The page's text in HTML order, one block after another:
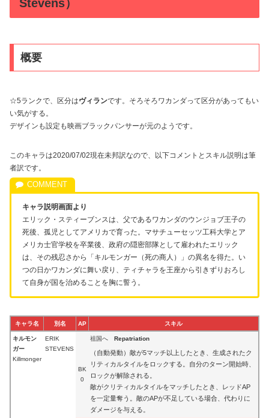
Stevens）
概要
☆5ランクで、区分はヴィランです。そろそろワカンダって区分があってもい
い気がする。
デザインも設定も映画ブラックパンサーが元のようです。
このキャラは2020/07/02現在未邦訳なので、以下コメントとスキル説明は筆
者訳です。
キャラ説明画面より
エリック・スティーブンスは、父であるワカンダのウンジョブ王子の
死後、孤児としてアメリカで育った。マサチューセッツ工科大学とア
メリカ士官学校を卒業後、政府の隠密部隊として雇われたエリック
は、その残忍さから「キルモンガー（死の商人）」の異名を得た。い
つの日かワカンダに舞い戻り、ティチャラを王座から引きずりおろし
て自身が国を治めることを胸に誓う。
キャラ名 別名 AP スキル
キルモン
ガー
Killmonger
ERIK
STEVENS
BK
0
祖国へ Repatriation
（自動発動）敵が5マッチ以上したとき、生成されたク
リティカルタイルをロックする。自分のターン開始時、
ロックが解除される。
敵がクリティカルタイルをマッチしたとき、レッドAP
を一定量奪う。敵のAPが不足している場合、代わりに
ダメージを与える。